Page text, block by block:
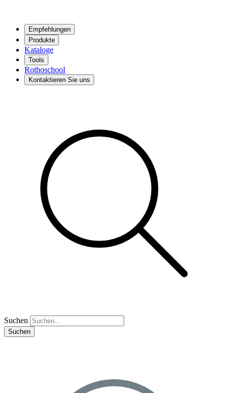
Empfehlungen
Produkte
Kataloge
Tools
Rothoschool
Kontaktieren Sie uns
Suchen
Suchen